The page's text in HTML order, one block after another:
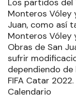
Los partidos del
Monteros Vóley
Juan, como así
Monteros Vóley
Obras de San
sufrir
dependiendo de
FIFA Catar 2022.
Calendario